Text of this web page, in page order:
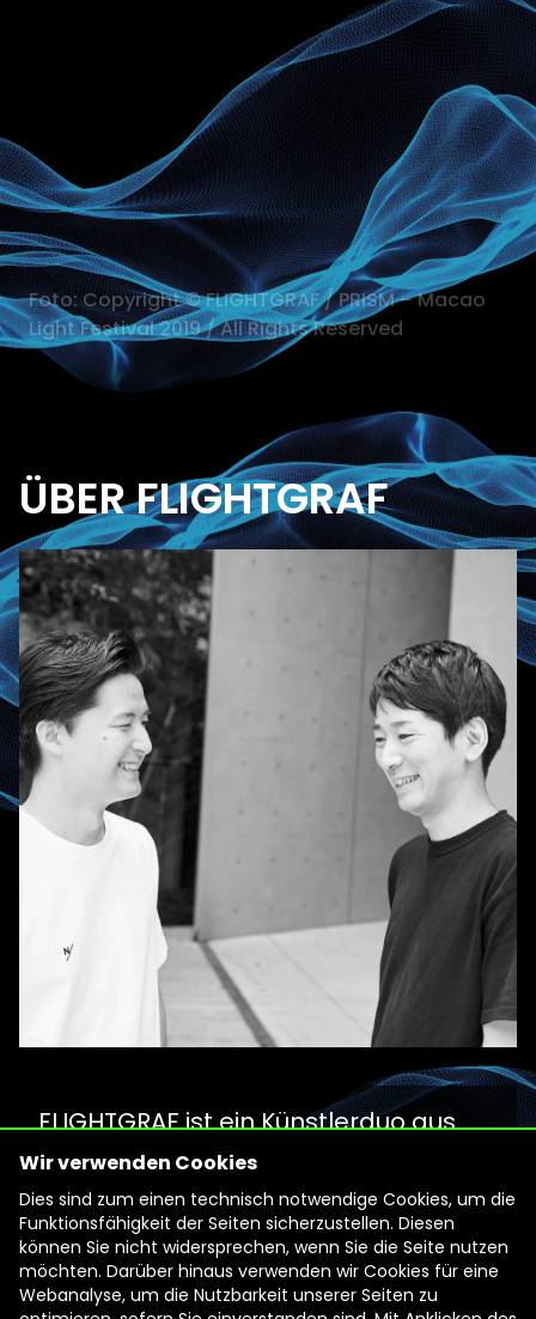
Foto: Copyright © FLIGHTGRAF / PRISM – Macao
Light Festival 2019 / All Rights Reserved
ÜBER FLIGHTGRAF
FLIGHTGRAF ist ein Künstlerduo aus
Tokio und schafft seit 2013
audiovisuelle Installationskunstwerke.
Im Zentrum ihrer Arbeit stehen
Fassadenprojektionen, die Gebäude
durch Animationen, immersive
Wir verwenden Cookies
Dies sind zum einen technisch notwendige Cookies, um die
Funktionsfähigkeit der Seiten sicherzustellen. Diesen
können Sie nicht widersprechen, wenn Sie die Seite nutzen
möchten. Darüber hinaus verwenden wir Cookies für eine
Webanalyse, um die Nutzbarkeit unserer Seiten zu